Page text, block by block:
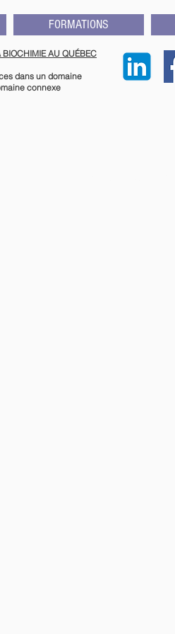
FORMATIONS
BIOCHIMIE AU QUÉBEC
dans un domaine
connexe